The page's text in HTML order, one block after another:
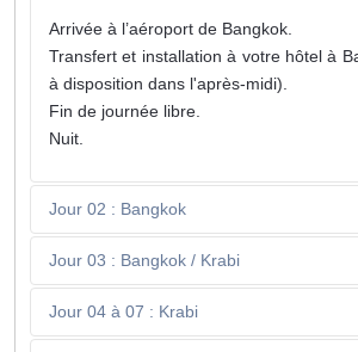
Arrivée à l’aéroport de Bangkok.
Transfert et installation à votre hôtel à
à disposition dans l'après-midi).
Fin de journée libre.
Nuit.
Jour 02 : Bangkok
Jour 03 : Bangkok / Krabi
Jour 04 à 07 : Krabi